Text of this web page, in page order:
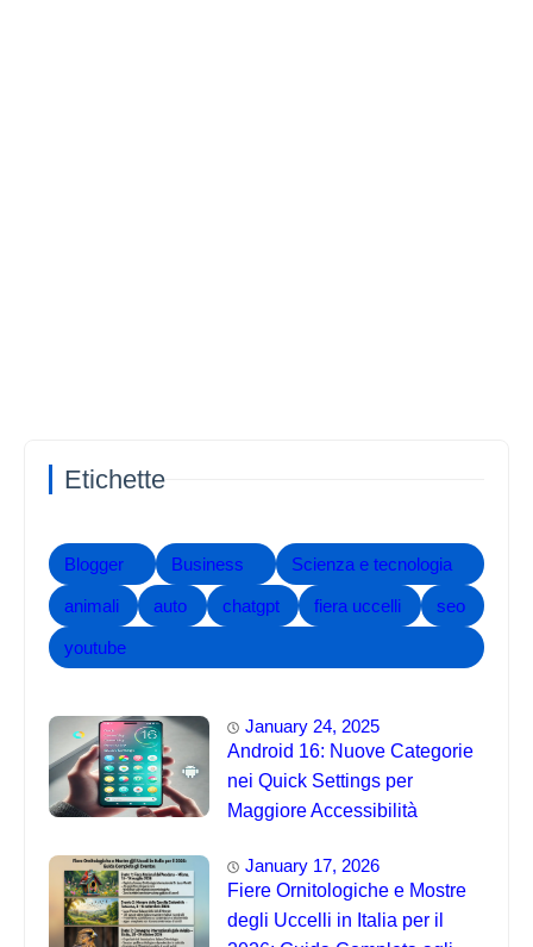
Etichette
Blogger Business Scienza e tecnologia
animali auto chatgpt fiera uccelli seo
youtube
January 24, 2025
Android 16: Nuove Categorie
nei Quick Settings per
Maggiore Accessibilità
January 17, 2026
Fiere Ornitologiche e Mostre
degli Uccelli in Italia per il